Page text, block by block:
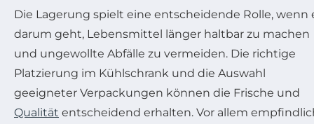
Die Lagerung spielt eine entscheidende Rolle, wenn
darum geht, Lebensmittel länger haltbar zu machen
und ungewollte Abfälle zu vermeiden. Die richtige
Platzierung im Kühlschrank und die Auswahl
geeigneter Verpackungen können die Frische und
Qualität entscheidend erhalten. Vor allem